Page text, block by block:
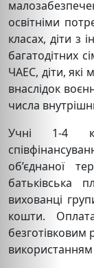
освітніми
класах, діти з
багатодітних
ЧАЕС, діти, які
внаслідок
числа
Учні 1-4
об’єднаної
батьківська
вихованці
кошти.
безготівковим
використанням